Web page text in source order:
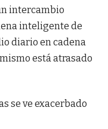
intercambio
inteligente de
diario en cadena
está atrasado
se ve exacerbado